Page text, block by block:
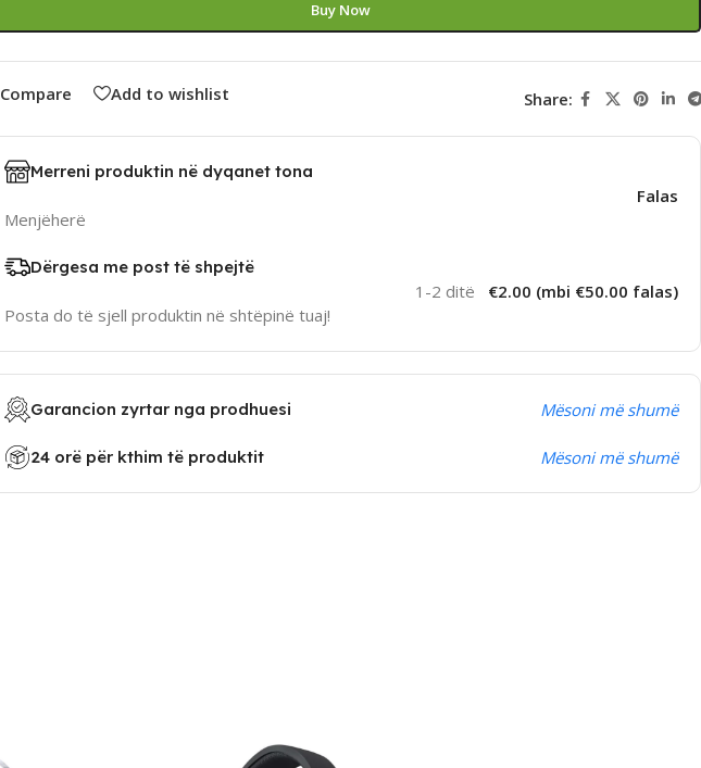
Buy Now
Compare Add to wishlist Share:
Merreni produktin në dyqanet tona
Menjëherë
Falas
Dërgesa me post të shpejtë
Posta do të sjell produktin në shtëpinë tuaj!
1-2 ditë €2.00 (mbi €50.00 falas)
Garancion zyrtar nga prodhuesi Mësoni më shumë
24 orë për kthim të produktit Mësoni më shumë